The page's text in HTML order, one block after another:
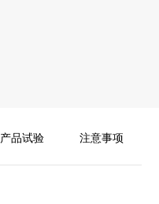
产品试验 注意事项